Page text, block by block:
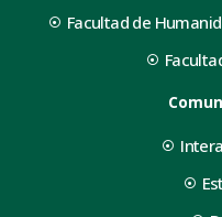
Facultad de